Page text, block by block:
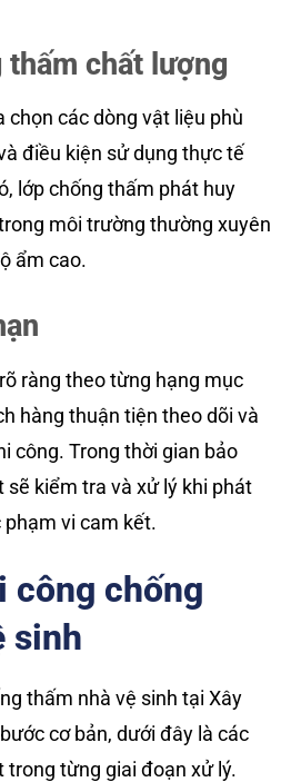
chất lượng
chọn các dòng vật liệu phù
điều kiện sử dụng thực tế
lớp chống thấm phát huy
môi trường thường xuyên
ẩm cao.
ràng theo từng hạng mục
hàng thuận tiện theo dõi và
công. Trong thời gian bảo
sẽ kiểm tra và xử lý khi phát
vi cam kết.
công chống
sinh
thấm nhà vệ sinh tại Xây
cơ bản, dưới đây là các
từng giai đoạn xử lý.